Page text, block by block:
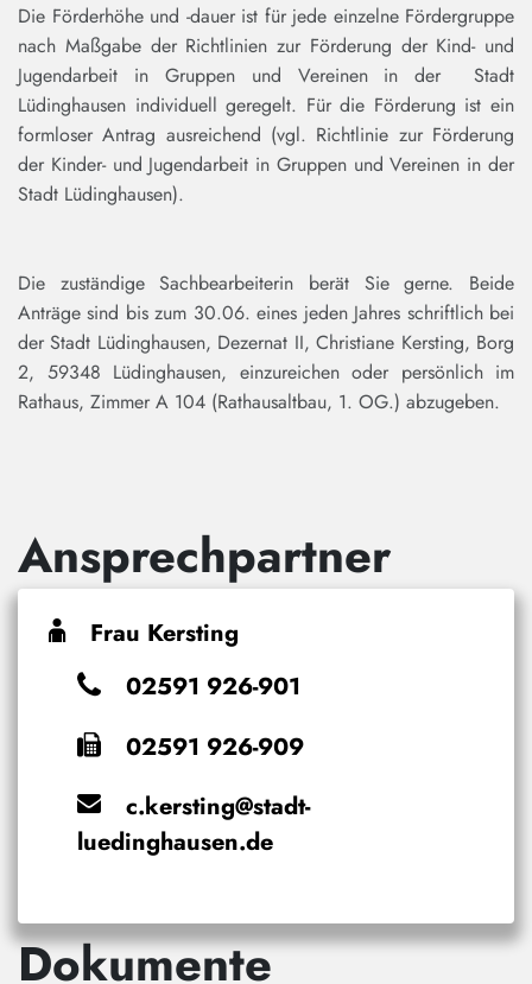
Die Förderhöhe und -dauer ist für jede einzelne Fördergruppe
nach Maßgabe der Richtlinien zur Förderung der Kind- und
Jugendarbeit in Gruppen und Vereinen in der Stadt
Lüdinghausen individuell geregelt. Für die Förderung ist ein
formloser Antrag ausreichend (vgl. Richtlinie zur Förderung
der Kinder- und Jugendarbeit in Gruppen und Vereinen in der
Stadt Lüdinghausen).
Die zuständige Sachbearbeiterin berät Sie gerne. Beide
Anträge sind bis zum 30.06. eines jeden Jahres schriftlich bei
der Stadt Lüdinghausen, Dezernat II, Christiane Kersting, Borg
2, 59348 Lüdinghausen, einzureichen oder persönlich im
Rathaus, Zimmer A 104 (Rathausaltbau, 1. OG.) abzugeben.
Ansprechpartner
Frau Kersting
02591 926-901
02591 926-909
c.kersting@stadt-
luedinghausen.de
Dokumente